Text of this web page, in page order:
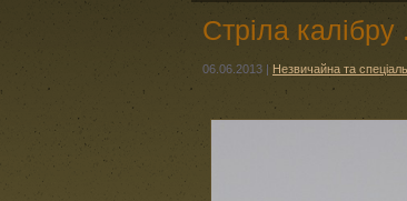
Стріла
06.06.2013 | Незвичайна та